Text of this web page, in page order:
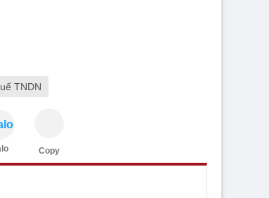
TNDN
Copy